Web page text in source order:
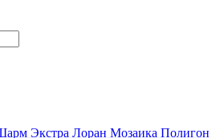
Экстра Лоран Мозаика Полигон